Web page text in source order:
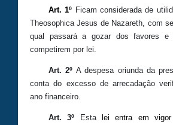
Art. 1º Ficam considerada de
Theosophica Jesus de Nazareth, com
qual passará a gozar dos favores e
competirem por lei.
Art. 2ºA despesa oriunda da
conta do excesso de arrecadação
ano financeiro.
Art. 3º Estalei entra em